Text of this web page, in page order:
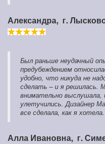
Александра, г.
Был раньше неудачный
предубеждением
удобно, что никуда не
сделать – и я решилась.
внимательно выслушала,
улетучились. Дизайнер
все сделала, как я
Алла Ивановна, г.